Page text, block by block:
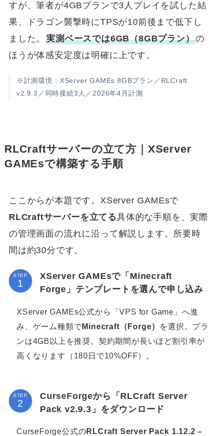
すが、筆者が4GBプランで3人プレイを試した結
果、ドラゴン襲撃時にTPSが10前後まで低下し
ました。実測ベースでは6GB（8GBプラン）の
ほうが体感安定度は明確に上です。
※計測環境：XServer GAMEs 8GBプラン／RLCraft
v2.9.3／同時接続3人／2026年4月計測
RLCraftサーバーの立て方｜XServer
GAMEsで構築する手順
ここからが本題です。XServer GAMEsで
RLCraftサーバーを立てる具体的な手順を、実際
の管理画面の流れに沿って解説します。所要時
間は約30分です。
STEP
XServer GAMEsで「Minecraft
Forge」テンプレートを選んで申し込み
XServer GAMEs公式から「VPS for Game」へ進
み、ゲーム種類でMinecraft（Forge） を選択。プラ
ンは4GB以上を推奨。契約期間が長いほど割引率が
高くなります（180日で10%OFF）。
STEP
CurseForgeから「RLCraft Server
Pack v2.9.3」をダウンロード
CurseForge公式のRLCraft Server Pack 1.12.2 –